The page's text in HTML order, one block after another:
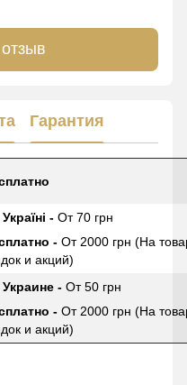
Гарантия
- От 70 грн
- От 2000 грн (На
и акций)
- От 50 грн
- От 2000 грн (На
и акций)